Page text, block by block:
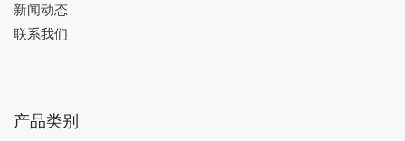
新闻动态
联系我们
产品类别